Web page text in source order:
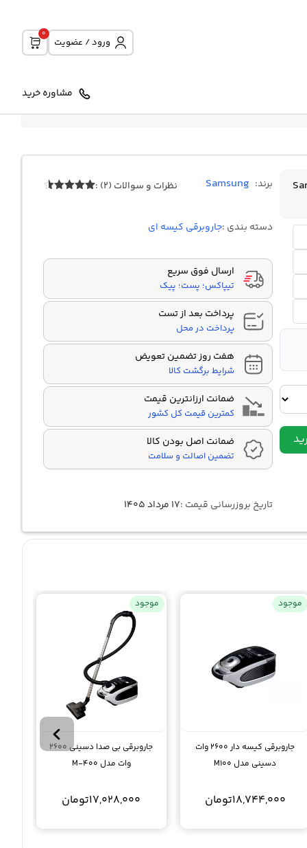
ورود / عضویت
0
مشاوره خرید
برند: Samsung نظرات و سوالات (2) :
دسته بندی :جاروبرقی کیسه ای
ارسال فوق سریع
تیپاکس؛ پست؛ پیک
پرداخت بعد از تست
پرداخت در محل
هفت روز تضمین تعویض
شرایط برگشت کالا
ضمانت ارزانترین قیمت
کمترین قیمت کل کشور
ضمانت اصل بودن کالا
تضمین اصالت و سلامت
تاریخ بروزرسانی قیمت :۱۷ مرداد ۱۴۰۵
موجود
جاروبرقی کیسه دار 2600 وات
دسینی مدل M100
18,744,000تومان
موجود
جاروبرقی بی صدا دسینی 2600
وات مدل M-400
17,028,000تومان